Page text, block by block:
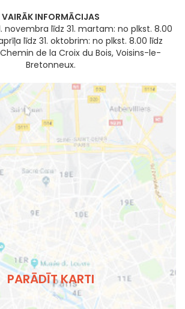
VAIRĀK INFORMĀCIJAS
novembra līdz 31. martam: no plkst. 8.00
līdz 31. oktobrim: no plkst. 8.00 līdz
de la Croix du Bois, Voisins-le-
Bretonneux.
PARĀDĪT KARTI